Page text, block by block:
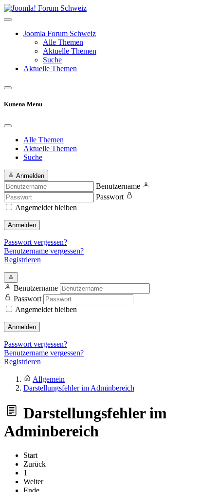
Joomla Forum Schweiz
Alle Themen
Aktuelle Themen
Suche
Aktuelle Themen
Kunena Menu
Alle Themen
Aktuelle Themen
Suche
Anmelden
Benutzername
Passwort
Angemeldet bleiben
Anmelden
Passwort vergessen?
Benutzername vergessen?
Registrieren
Benutzername
Passwort
Angemeldet bleiben
Anmelden
Passwort vergessen?
Benutzername vergessen?
Registrieren
Allgemein
Darstellungsfehler im Adminbereich
Darstellungsfehler im
Adminbereich
Start
Zurück
1
Weiter
Ende